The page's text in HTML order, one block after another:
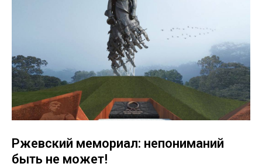
Ржевский мемориал: непониманий
быть не может!